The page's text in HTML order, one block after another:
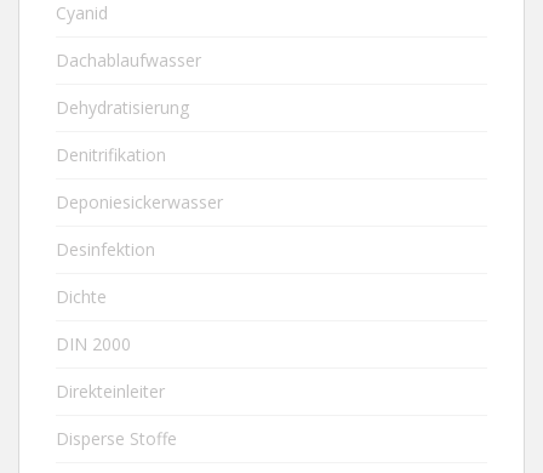
Cyanid
Dachablaufwasser
Dehydratisierung
Denitrifikation
Deponiesickerwasser
Desinfektion
Dichte
DIN 2000
Direkteinleiter
Disperse Stoffe